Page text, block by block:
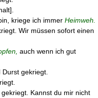
kriege ich immer Heimweh.
Wir müssen sofort einen
auch wenn ich gut
Durst gekriegt.
gekriegt. Kannst du mir nicht